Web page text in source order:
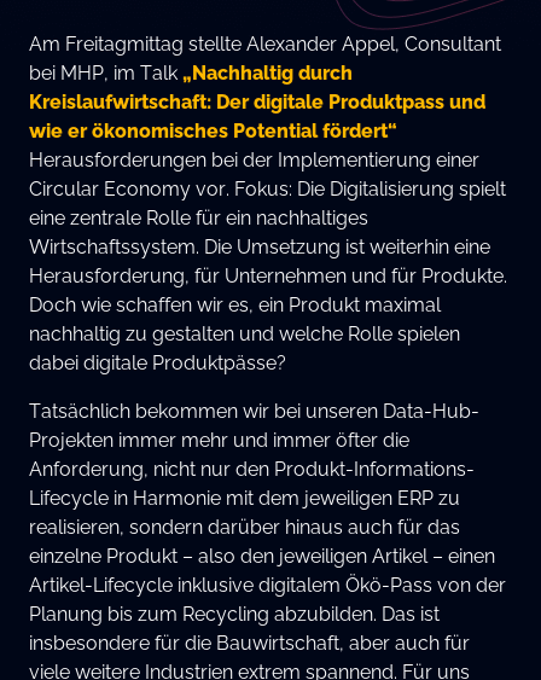
Am Freitagmittag stellte Alexander Appel, Consultant
bei MHP, im Talk „Nachhaltig durch
Kreislaufwirtschaft: Der digitale Produktpass und
wie er ökonomisches Potential fördert“
Herausforderungen bei der Implementierung einer
Circular Economy vor. Fokus: Die Digitalisierung spielt
eine zentrale Rolle für ein nachhaltiges
Wirtschaftssystem. Die Umsetzung ist weiterhin eine
Herausforderung, für Unternehmen und für Produkte.
Doch wie schaffen wir es, ein Produkt maximal
nachhaltig zu gestalten und welche Rolle spielen
dabei digitale Produktpässe?
Tatsächlich bekommen wir bei unseren Data-Hub-
Projekten immer mehr und immer öfter die
Anforderung, nicht nur den Produkt-Informations-
Lifecycle in Harmonie mit dem jeweiligen ERP zu
realisieren, sondern darüber hinaus auch für das
einzelne Produkt – also den jeweiligen Artikel – einen
Artikel-Lifecycle inklusive digitalem Ökö-Pass von der
Planung bis zum Recycling abzubilden. Das ist
insbesondere für die Bauwirtschaft, aber auch für
viele weitere Industrien extrem spannend. Für uns